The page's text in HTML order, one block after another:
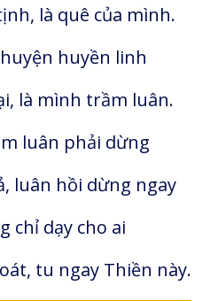
là quê của mình.
huyền linh
là mình trầm luân.
luân phải dừng
luân hồi dừng ngay
chỉ dạy cho ai
tu ngay Thiền này.